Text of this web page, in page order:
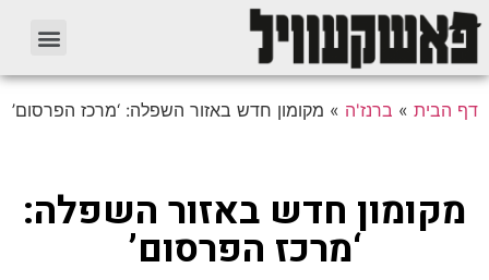
דף הבית » ברנז'ה » מקומון חדש באזור השפלה: ‘מרכז הפרסום’
מקומון חדש באזור השפלה:
‘מרכז הפרסום’